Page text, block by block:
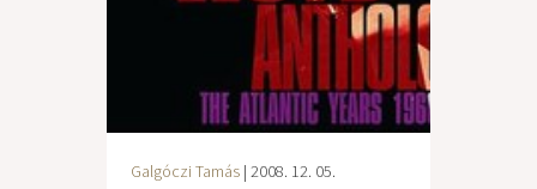
Galgóczi Tamás | 2008. 12. 05.